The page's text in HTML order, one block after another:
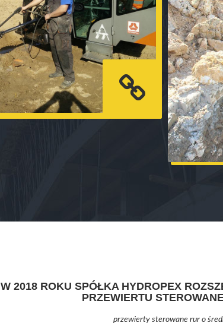
W 2018 ROKU SPÓŁKA HYDROPEX
PRZEWIERTU
przewierty sterowane rur o